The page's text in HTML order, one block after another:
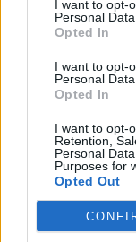
I want to
Personal Data.
Opted In
I want to opt-
Personal
Opted In
I want to opt-
Retention,
Personal
Purposes for
Opted Out